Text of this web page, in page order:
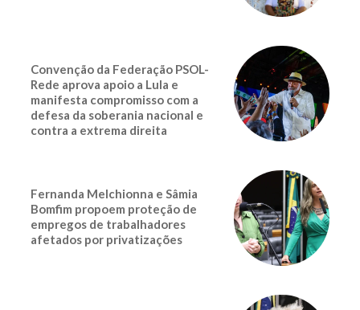
Convenção da Federação PSOL-
Rede aprova apoio a Lula e
manifesta compromisso com a
defesa da soberania nacional e
contra a extrema direita
Fernanda Melchionna e Sâmia
Bomfim propoem proteção de
empregos de trabalhadores
afetados por privatizações